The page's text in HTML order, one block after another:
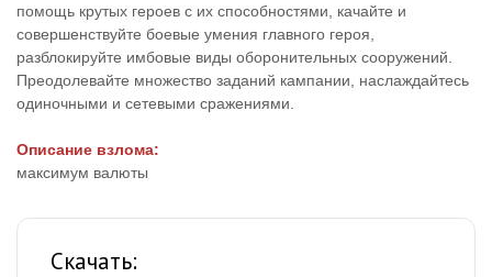
помощь крутых героев с их способностями, качайте и
совершенствуйте боевые умения главного героя,
разблокируйте имбовые виды оборонительных сооружений.
Преодолевайте множество заданий кампании, наслаждайтесь
одиночными и сетевыми сражениями.
Описание взлома:
максимум валюты
Скачать: